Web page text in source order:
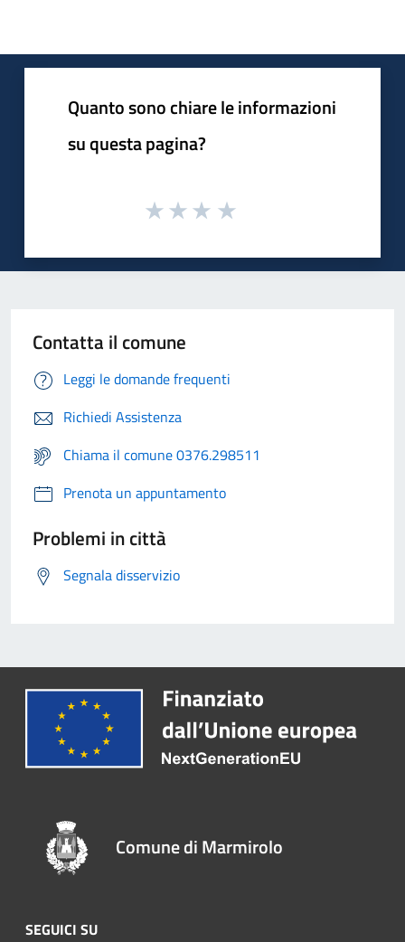
Quanto sono chiare le informazioni
su questa pagina?
Contatta il comune
Leggi le domande frequenti
Richiedi Assistenza
Chiama il comune 0376.298511
Prenota un appuntamento
Problemi in città
Segnala disservizio
Comune di Marmirolo
SEGUICI SU